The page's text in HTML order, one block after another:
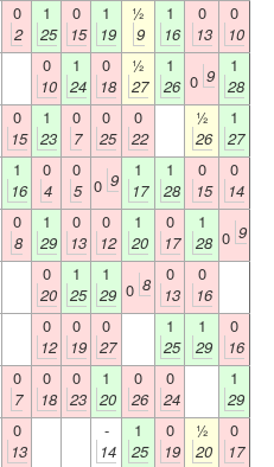
0
2
1
25
0
15
1
19
½
9
1
16
0
13
0
10
0
10
1
24
0
18
½
27
1
26 0 9
1
28
0
15
1
23
0
7
0
25
0
22
½
26
1
27
1
16
0
4
0
5 0 9
1
17
1
28
0
15
0
14
0
8
1
29
0
13
0
12
1
20
0
17
1
28 0 9
0
20
1
25
1
29 0 8
0
13
0
16
0
12
0
19
0
27
1
25
1
29
0
16
0
7
0
18
0
23
1
20
0
26
0
24
1
29
0
13
-
14
1
25
0
19
½
20
0
17